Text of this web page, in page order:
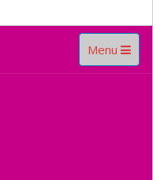
Toggle
navigation
Menu